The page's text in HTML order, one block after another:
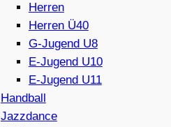
Herren
Herren Ü40
G-Jugend U8
E-Jugend U10
E-Jugend U11
Handball
Jazzdance